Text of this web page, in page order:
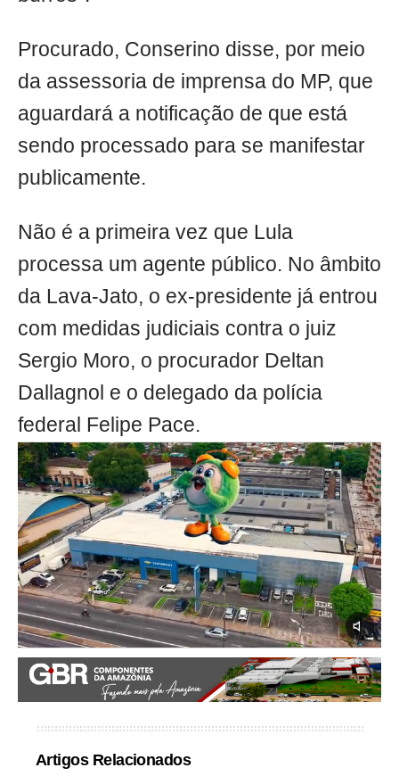
Procurado, Conserino disse, por meio
da assessoria de imprensa do MP, que
aguardará a notificação de que está
sendo processado para se manifestar
publicamente.
Não é a primeira vez que Lula
processa um agente público. No âmbito
da Lava-Jato, o ex-presidente já entrou
com medidas judiciais contra o juiz
Sergio Moro, o procurador Deltan
Dallagnol e o delegado da polícia
federal Felipe Pace.
Artigos Relacionados